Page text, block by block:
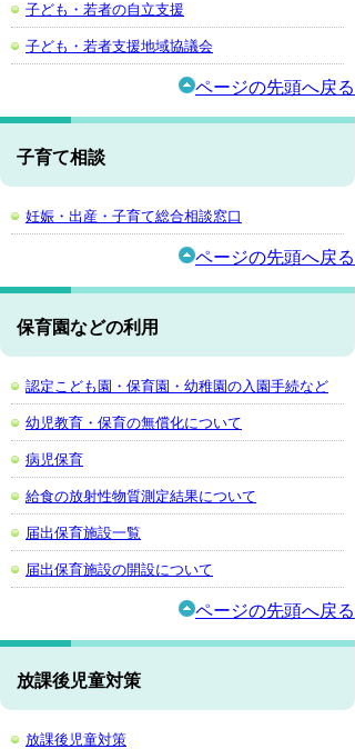
子ども・若者の自立支援
子ども・若者支援地域協議会
ページの先頭へ戻る
子育て相談
妊娠・出産・子育て総合相談窓口
ページの先頭へ戻る
保育園などの利用
認定こども園・保育園・幼稚園の入園手続など
幼児教育・保育の無償化について
病児保育
給食の放射性物質測定結果について
届出保育施設一覧
届出保育施設の開設について
ページの先頭へ戻る
放課後児童対策
放課後児童対策